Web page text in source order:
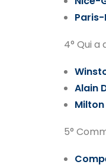
4° Qui a
Alain
5°